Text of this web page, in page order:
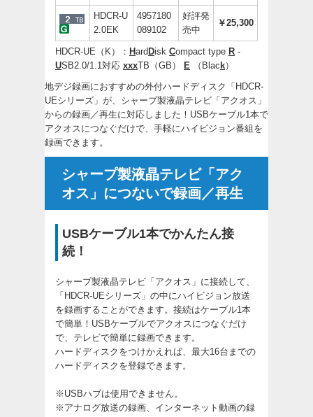
HDCR-U
2.0EK
4957180
089102
好評発
売中
￥25,300
HDCR-UE（K）： Hard Disk Compact type R -
USB2.0/1.1対応 xxxTB（GB） E （Blac k）
地デジ録画におすすめの外付ハードディスク「HDCR-
UEシリーズ」が、シャープ製液晶テレビ「アクオス」
からの録画／再生に対応しました！USBケーブル1本で
アクオスにつなぐだけで、手軽にハイビジョン番組を
録画できます。
シャープ製液晶テレビ「アク
オス」につないで録画／再生
USBケーブル1本でかんたん接
続！
シャープ製液晶テレビ「アクオス」に接続して、
「HDCR-UEシリーズ」の中にハイビジョン放送
を録画することができます。接続はケーブル1本
で簡単！USBケーブルでアクオスにつなぐだけ
で、テレビで簡単に録画できます。
ハードディスクをつけかえれば、最大16台までの
ハードディスクを登録できます。
※USBハブは使用できません。
※アナログ放送の録画、インターネット動画の録